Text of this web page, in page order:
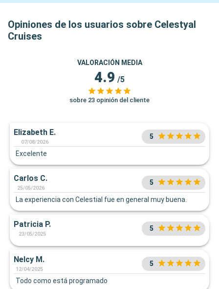
Opiniones de los usuarios sobre Celestyal
Cruises
VALORACIÓN MEDIA
4.9 /5
sobre 23 opinión del cliente
Elizabeth E.
07/08/2026
5
Excelente
Carlos C.
25/05/2026
5
La experiencia con Celestial fue en general muy buena.
Patricia P.
23/05/2025
5
Nelcy M.
12/04/2025
5
Todo como está programado